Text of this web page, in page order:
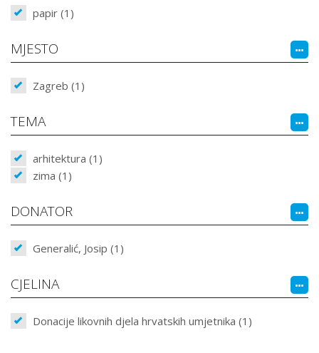
papir (1)
MJESTO
Zagreb (1)
TEMA
arhitektura (1)
zima (1)
DONATOR
Generalić, Josip (1)
CJELINA
Donacije likovnih djela hrvatskih umjetnika (1)